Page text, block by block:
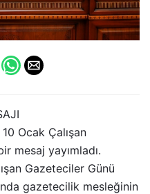
Ocak Çalışan
mesaj yayımladı.
Gazeteciler Günü
gazetecilik mesleğinin